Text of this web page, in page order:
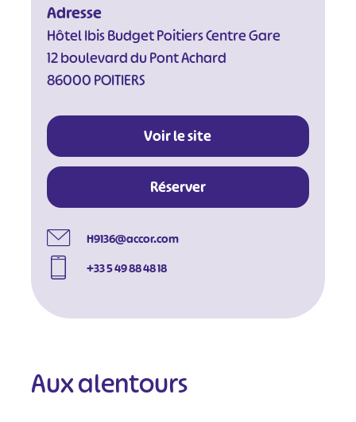
Adresse
Hôtel Ibis Budget Poitiers Centre Gare
12 boulevard du Pont Achard
86000 POITIERS
Voir le site
Réserver
H9136@accor.com
+33 5 49 88 48 18
Aux alentours